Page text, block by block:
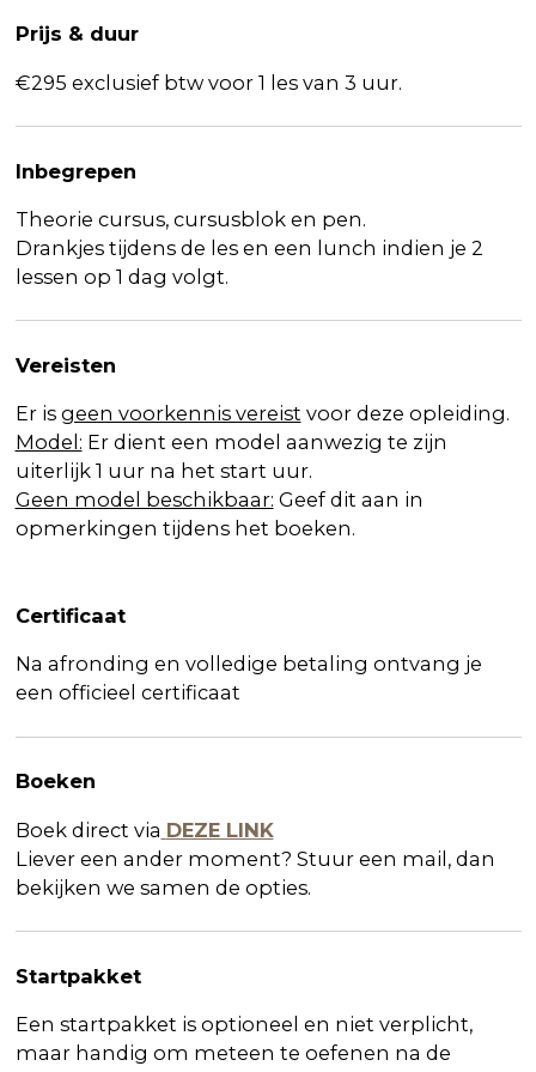
Prijs & duur
€295 exclusief btw voor 1 les van 3 uur.
Inbegrepen
Theorie cursus, cursusblok en pen.
Drankjes tijdens de les en een lunch indien je 2
lessen op 1 dag volgt.
Vereisten
Er is geen voorkennis vereist voor deze opleiding.
Model: Er dient een model aanwezig te zijn
uiterlijk 1 uur na het start uur.
Geen model beschikbaar: Geef dit aan in
opmerkingen tijdens het boeken.
Certificaat
Na afronding en volledige betaling ontvang je
een officieel certificaat
Boeken
Boek direct via DEZE LINK
Liever een ander moment? Stuur een mail, dan
bekijken we samen de opties.
Startpakket
Een startpakket is optioneel en niet verplicht,
maar handig om meteen te oefenen na de